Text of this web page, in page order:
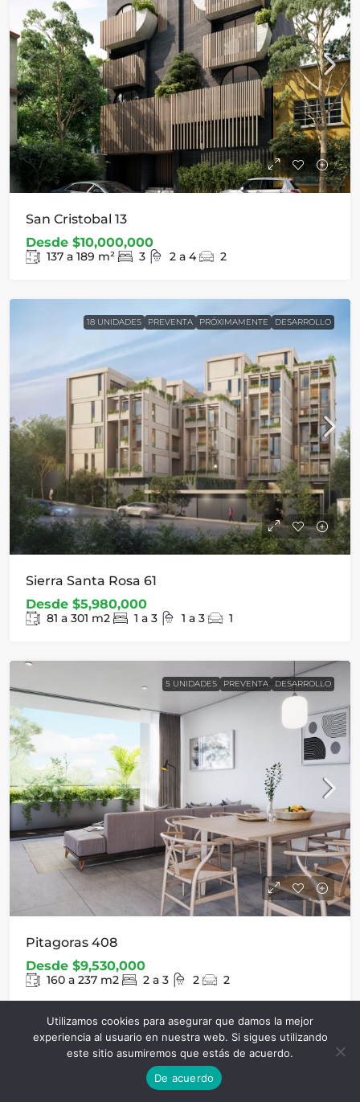
San Cristobal 13
Desde $10,000,000
137 a 189 m² 3 2 a 4 2
18 UNIDADES PREVENTA PRÓXIMAMENTE DESARROLLO
Sierra Santa Rosa 61
Desde $5,980,000
81 a 301 m2 1 a 3 1 a 3 1
5 UNIDADES PREVENTA DESARROLLO
Pitagoras 408
Desde $9,530,000
160 a 237 m2 2 a 3 2 2
SOBRE NOSOTROS
Utilizamos cookies para asegurar que damos la mejor
experiencia al usuario en nuestra web. Si sigues utilizando
este sitio asumiremos que estás de acuerdo.
De acuerdo